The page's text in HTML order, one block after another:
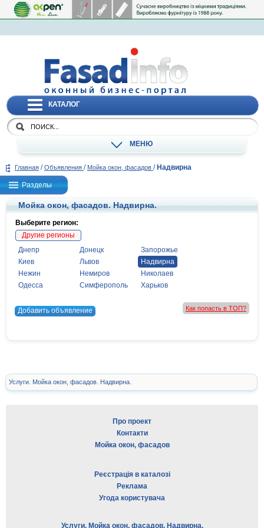
КАТАЛОГ
МЕНЮ
Главная / Объявления / Мойка окон, фасадов / Надвирна
Разделы
Мойка окон, фасадов. Надвирна.
Выберите регион:
Другие регионы
Днепр
Донецк
Запорожье
Киев
Львов
Надвирна
Нежин
Немиров
Николаев
Одесса
Симферополь Харьков
Добавить объявление Как попасть в ТОП?
Услуги. Мойка окон, фасадов. Надвирна.
Про проект
Контакти
Мойка окон, фасадов
Реєстрація в каталозі
Реклама
Угода користувача
Услуги. Мойка окон, фасадов. Надвирна.